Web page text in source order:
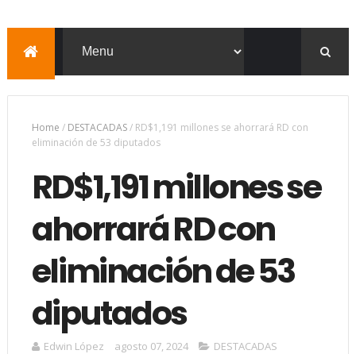
Home / DESTACADAS/ RD$1,191 millones se ahorrará RD con
eliminación de 53 diputados
RD$1,191 millones se
ahorrará RD con
eliminación de 53
diputados
Edwin López agosto 07, 2024 DESTACADAS